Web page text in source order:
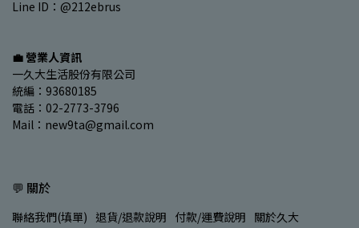
Line ID：@212ebrus
💼 營業人資訊
一久大生活股份有限公司
統編：93680185
電話：02-2773-3796
Mail：new9ta@gmail.com
💬 關於
聯絡我們(填單) 退貨/退款說明 付款/運費說明 關於久大